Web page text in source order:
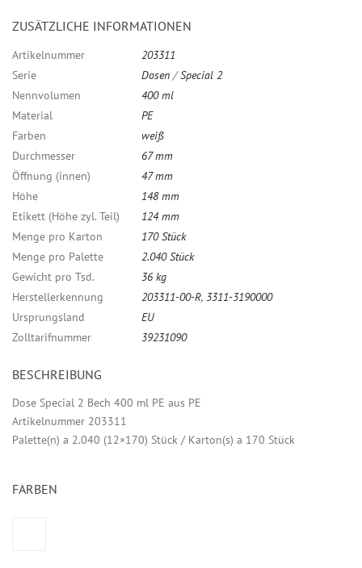
ZUSÄTZLICHE INFORMATIONEN
Artikelnummer
203311
Serie
Dosen /Special 2
Nennvolumen
400 ml
Material
PE
Farben
weiß
Durchmesser
67 mm
Öffnung (innen)
47 mm
Höhe
148 mm
Etikett (Höhe zyl. Teil)
124 mm
Menge pro Karton
170 Stück
Menge pro Palette
2.040 Stück
Gewicht pro Tsd.
36 kg
Herstellerkennung
203311-00-R, 3311-3190000
Ursprungsland
EU
Zolltarifnummer
39231090
BESCHREIBUNG
Dose Special 2 Bech 400 ml PE aus PE
Artikelnummer 203311
Palette(n) a 2.040 (12×170) Stück / Karton(s) a 170 Stück
FARBEN